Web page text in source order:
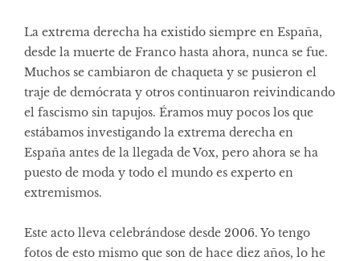
La extrema derecha ha existido siempre en España,
desde la muerte de Franco hasta ahora, nunca se fue.
Muchos se cambiaron de chaqueta y se pusieron el
traje de demócrata y otros continuaron reivindicando
el fascismo sin tapujos. Éramos muy pocos los que
estábamos investigando la extrema derecha en
España antes de la llegada de Vox, pero ahora se ha
puesto de moda y todo el mundo es experto en
extremismos.
Este acto lleva celebrándose desde 2006. Yo tengo
fotos de esto mismo que son de hace diez años, lo he